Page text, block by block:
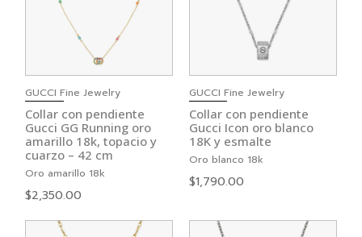
GUCCI Fine Jewelry
Collar con pendiente
Gucci GG Running oro
amarillo 18k, topacio y
cuarzo – 42 cm
Oro amarillo 18k
$2,350.00
GUCCI Fine Jewelry
Collar con pendiente
Gucci Icon oro blanco
18K y esmalte
Oro blanco 18k
$1,790.00